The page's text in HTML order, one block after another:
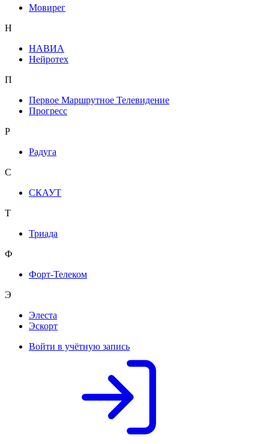
Мовирег
Н
НАВИА
Нейротех
П
Первое Маршрутное Телевидение
Прогресс
Р
Радуга
С
СКАУТ
Т
Триада
Ф
Форт-Телеком
Э
Элеста
Эскорт
Войти в учётную запись